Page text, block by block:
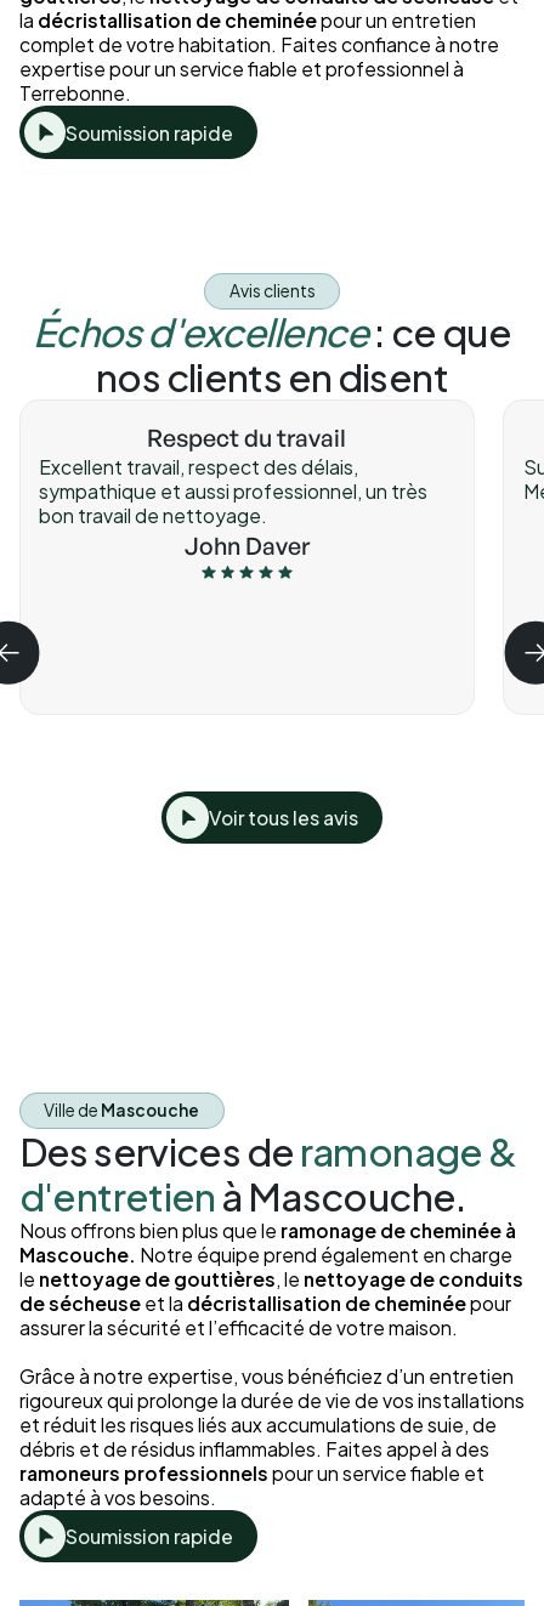
la décristallisation de cheminéepour un entretien
complet de votre habitation. Faites confiance à notre
expertise pour un service fiable et professionnel à
Terrebonne.
Soumission rapide
Avis clients
Échos d'excellence: ce que
nos clients en disent
Respect du travail
Excellent travail, respect des délais,
sympathique et aussi professionnel, un très
bon travail de nettoyage.
John Daver
Voir tous les avis
Ville de Mascouche
Des services de ramonage &
d'entretien à Mascouche.
Nous offrons bien plus que le ramonage de cheminée à
Mascouche. Notre équipe prend également en charge
le nettoyage de gouttières , le nettoyage de conduits
de sécheuseet la décristallisation de cheminéepour
assurer la sécurité et l’efficacité de votre maison.
Grâce à notre expertise, vous bénéficiez d’un entretien
rigoureux qui prolonge la durée de vie de vos installations
et réduit les risques liés aux accumulations de suie, de
débris et de résidus inflammables. Faites appel à des
ramoneurs professionnels pour un service fiable et
adapté à vos besoins.
Soumission rapide